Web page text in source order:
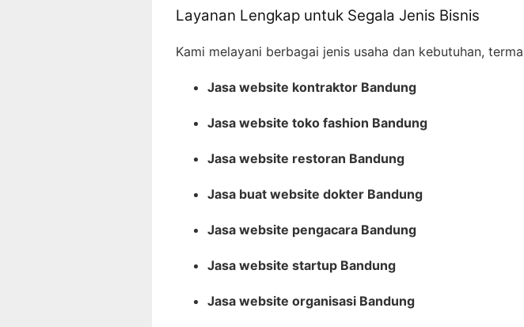
Layanan Lengkap untuk Segala Jenis Bisnis
Kami melayani berbagai jenis usaha dan kebutuhan,
Jasa website kontraktor Bandung
Jasa website toko fashion Bandung
Jasa website restoran Bandung
Jasa buat website dokter Bandung
Jasa website pengacara Bandung
Jasa website startup Bandung
Jasa website organisasi Bandung